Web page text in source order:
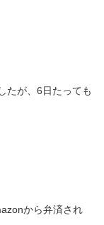
たが、6日たっても
から弁済され